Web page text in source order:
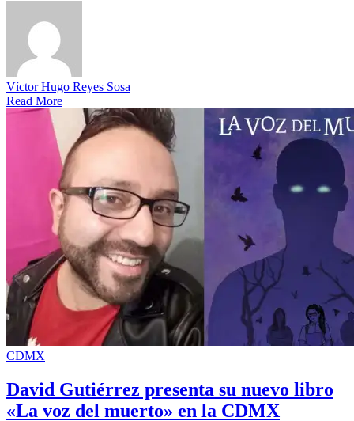
Víctor Hugo Reyes Sosa
Read More
CDMX
David Gutiérrez presenta su nuevo libro
«La voz del muerto» en la CDMX